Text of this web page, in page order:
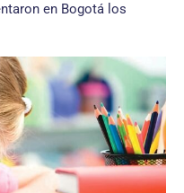
en Bogotá los